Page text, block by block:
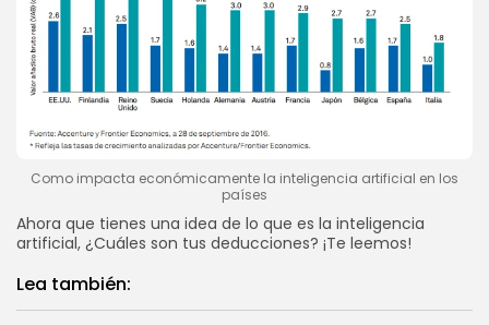
Como impacta económicamente la inteligencia artificial en los
países
Ahora que tienes una idea de lo que es la inteligencia
artificial, ¿Cuáles son tus deducciones? ¡Te leemos!
Lea también: